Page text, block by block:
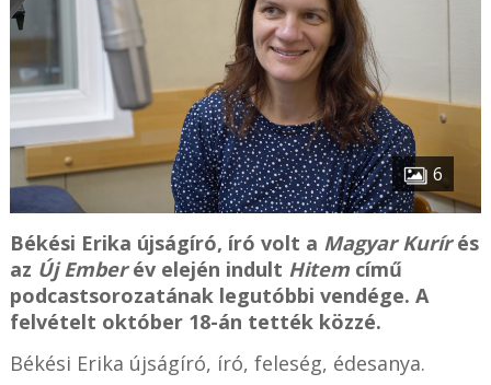
6
Békési Erika újságíró, író volt a Magyar Kurírés
az Új Emberév elején indult Hitemcímű
podcastsorozatának legutóbbi vendége. A
felvételt október 18-án tették közzé.
Békési Erika újságíró, író, feleség, édesanya.